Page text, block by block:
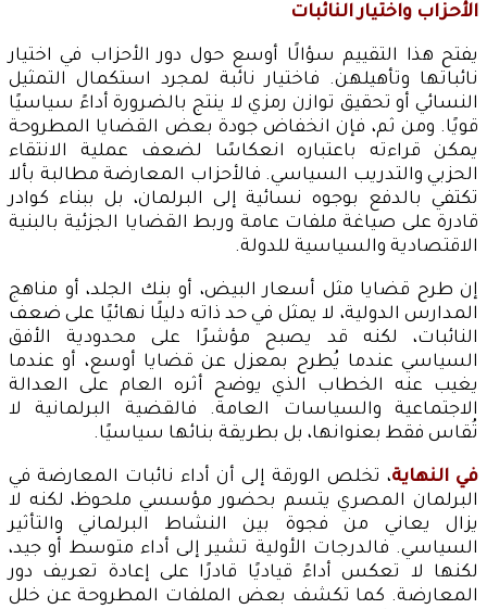
الأحزاب واختيار النائبات
يفتح هذا التقييم سؤالًا أوسع حول دور الأحزاب في اختيار
نائباتها وتأهيلهن. فاختيار نائبة لمجرد استكمال التمثيل
النسائي أو تحقيق توازن رمزي لا ينتج بالضرورة أداءً سياسيًا
قويًا. ومن ثم، فإن انخفاض جودة بعض القضايا المطروحة
يمكن قراءته باعتباره انعكاسًا لضعف عملية الانتقاء
الحزبي والتدريب السياسي. فالأحزاب المعارضة مطالبة بألا
تكتفي بالدفع بوجوه نسائية إلى البرلمان، بل ببناء كوادر
قادرة على صياغة ملفات عامة وربط القضايا الجزئية بالبنية
الاقتصادية والسياسية للدولة.
إن طرح قضايا مثل أسعار البيض، أو بنك الجلد، أو مناهج
المدارس الدولية، لا يمثل في حد ذاته دليلًا نهائيًا على ضعف
النائبات، لكنه قد يصبح مؤشرًا على محدودية الأفق
السياسي عندما يُطرح بمعزل عن قضايا أوسع، أو عندما
يغيب عنه الخطاب الذي يوضح أثره العام على العدالة
الاجتماعية والسياسات العامة. فالقضية البرلمانية لا
تُقاس فقط بعنوانها، بل بطريقة بنائها سياسيًا.
في النهاية، تخلص الورقة إلى أن أداء نائبات المعارضة في
البرلمان المصري يتسم بحضور مؤسسي ملحوظ، لكنه لا
يزال يعاني من فجوة بين النشاط البرلماني والتأثير
السياسي. فالدرجات الأولية تشير إلى أداء متوسط أو جيد،
لكنها لا تعكس أداءً قياديًا قادرًا على إعادة تعريف دور
المعارضة. كما تكشف بعض الملفات المطروحة عن خلل